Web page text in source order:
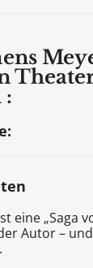
:
eine „Saga
Autor –